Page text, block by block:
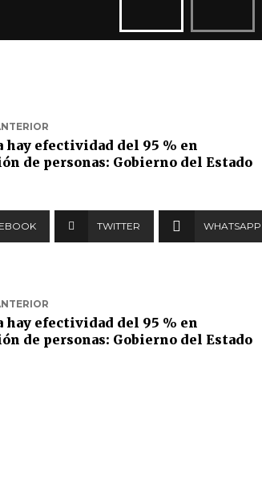
hay efectividad del 95 % en
de personas: Gobierno del Estado
TWITTER WHATSAPP
hay efectividad del 95 % en
de personas: Gobierno del Estado